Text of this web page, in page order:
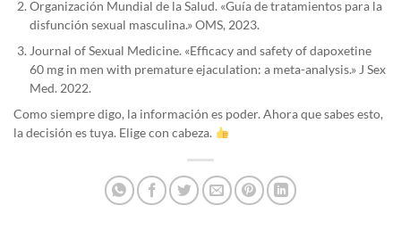
Organización Mundial de la Salud. «Guía de tratamientos para la
disfunción sexual masculina.» OMS, 2023.
Journal of Sexual Medicine. «Efficacy and safety of dapoxetine
60 mg in men with premature ejaculation: a meta-analysis.» J Sex
Med. 2022.
Como siempre digo, la información es poder. Ahora que sabes esto,
la decisión es tuya. Elige con cabeza.